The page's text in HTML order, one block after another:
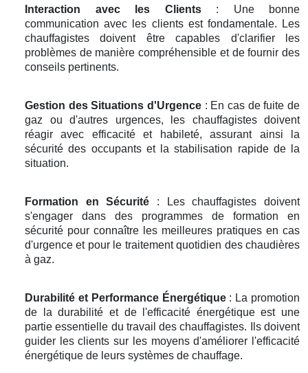
Interaction avec les Clients: Une bonne
communication avec les clients est fondamentale. Les
chauffagistes doivent être capables d'clarifier les
problèmes de manière compréhensible et de fournir des
conseils pertinents.
Gestion des Situations d'Urgence : En cas de fuite de
gaz ou d'autres urgences, les chauffagistes doivent
réagir avec efficacité et habileté, assurant ainsi la
sécurité des occupants et la stabilisation rapide de la
situation.
Formation en Sécurité : Les chauffagistes doivent
s'engager dans des programmes de formation en
sécurité pour connaître les meilleures pratiques en cas
d'urgence et pour le traitement quotidien des chaudières
à gaz.
Durabilité et Performance Énergétique: La promotion
de la durabilité et de l'efficacité énergétique est une
partie essentielle du travail des chauffagistes. Ils doivent
guider les clients sur les moyens d'améliorer l'efficacité
énergétique de leurs systèmes de chauffage.